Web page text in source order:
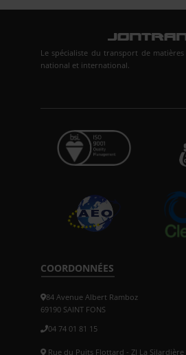
Le spécialiste du transport de
national et international.
COORDONNÉES
84 Avenue Albert Ramboz
69190 SAINT FONS
04 74 01 81 15
Rue du Puits Flottard - ZI La Silardière